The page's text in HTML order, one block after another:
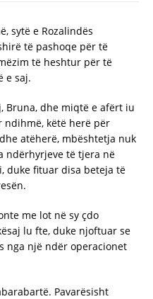
sytë e Rozalindës
të pashoqe për të
të heshtur për të
e saj.
Bruna, dhe miqtë e afërt iu
këtë herë për
atëherë, mbështetja nuk
ndërhyrjeve të tjera në
duke fituar disa beteja të
me lot në sy çdo
lu fte, duke njoftuar se
nga një ndër operacionet
Pavarësisht